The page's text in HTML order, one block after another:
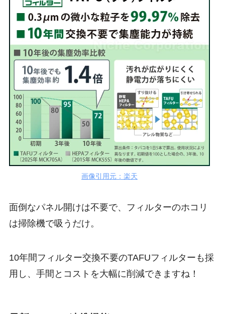
画像引用元：楽天
面倒なパネル開けは不要で、フィルターのホコリ
は掃除機で吸うだけ。
10年間フィルター交換不要のTAFUフィルターも採
用し、手間とコストを大幅に削減できますね！